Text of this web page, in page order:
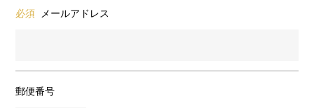
必須 メールアドレス
郵便番号